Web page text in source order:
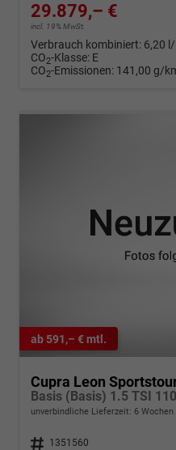
29.879,– €
incl. 19% MwSt.
Verbrauch kombiniert: 6,20
CO2-Klasse: E
CO2-Emissionen: 141,00 g/
ab 591,– € mtl.
Cupra Leon
unverbindliche Lieferzeit: 6 Wochen
Fahrzeugnr. 1351560